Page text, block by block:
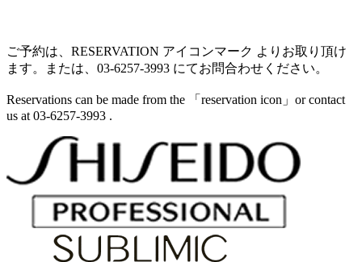
ご予約は、RESERVATION アイコンマーク よりお取り頂け
ます。または、03-6257-3993 にてお問合わせください。
Reservations can be made from the 「reservation icon」or contact
us at 03-6257-3993 .